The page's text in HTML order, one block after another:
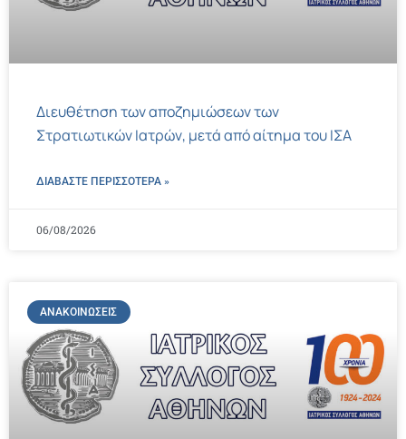
Διευθέτηση των αποζημιώσεων των
Στρατιωτικών Ιατρών, μετά από αίτημα του ΙΣΑ
ΔΙΑΒΑΣΤΕ ΠΕΡΙΣΣΌΤΕΡΑ »
06/08/2026
ΑΝΑΚΟΙΝΏΣΕΙΣ